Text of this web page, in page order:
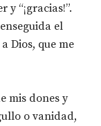
“¡gracias!”.
el
Dios, que me
mis dones y
o vanidad,